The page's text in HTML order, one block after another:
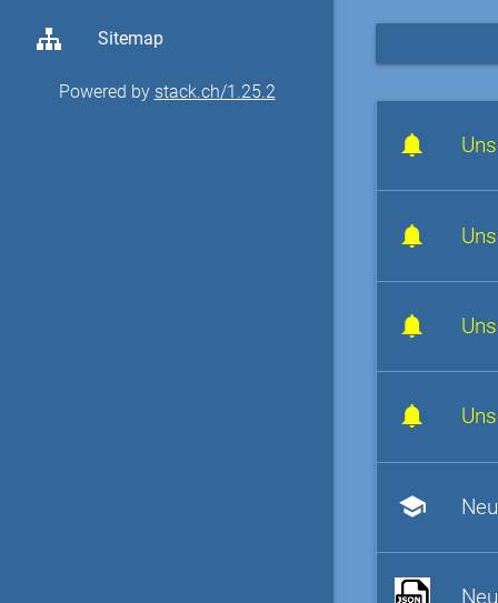
Sitemap
Powered by stack.ch/1.25.2
school